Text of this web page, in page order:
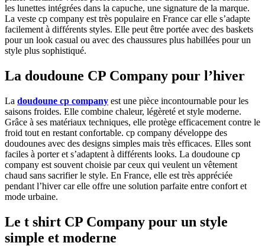
les lunettes intégrées dans la capuche, une signature de la marque.
La veste cp company est très populaire en France car elle s’adapte
facilement à différents styles. Elle peut être portée avec des baskets
pour un look casual ou avec des chaussures plus habillées pour un
style plus sophistiqué.
La doudoune CP Company pour l’hiver
La doudoune cp company est une pièce incontournable pour les
saisons froides. Elle combine chaleur, légèreté et style moderne.
Grâce à ses matériaux techniques, elle protège efficacement contre le
froid tout en restant confortable. cp company développe des
doudounes avec des designs simples mais très efficaces. Elles sont
faciles à porter et s’adaptent à différents looks. La doudoune cp
company est souvent choisie par ceux qui veulent un vêtement
chaud sans sacrifier le style. En France, elle est très appréciée
pendant l’hiver car elle offre une solution parfaite entre confort et
mode urbaine.
Le t shirt CP Company pour un style
simple et moderne